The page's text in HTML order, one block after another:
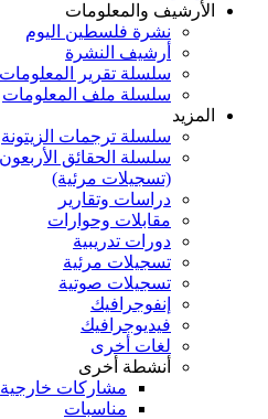
الأرشيف والمعلومات
نشرة فلسطين اليوم
أرشيف النشرة
سلسلة تقرير المعلومات
سلسلة ملف المعلومات
المزيد
سلسلة ترجمات الزيتونة
سلسلة الحقائق
(تسجيلات مرئية)
دراسات وتقارير
مقابلات وحوارات
دورات تدريبية
تسجيلات مرئية
تسجيلات صوتية
إنفوجرافيك
فيديوجرافيك
لغات أخرى
أنشطة أخرى
مشاركات خارجية
مناسبات